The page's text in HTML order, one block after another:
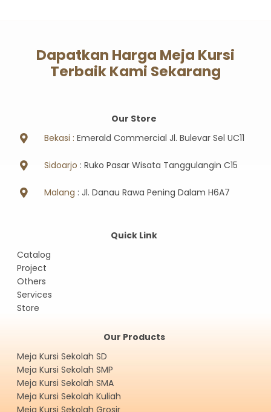
Dapatkan Harga Meja Kursi
Terbaik Kami Sekarang
Our Store
Bekasi : Emerald Commercial Jl. Bulevar Sel UC11
Sidoarjo : Ruko Pasar Wisata Tanggulangin C15
Malang : Jl. Danau Rawa Pening Dalam H6A7
Quick Link
Catalog
Project
Others
Services
Store
Our Products
Meja Kursi Sekolah SD
Meja Kursi Sekolah SMP
Meja Kursi Sekolah SMA
Meja Kursi Sekolah Kuliah
Meja Kursi Sekolah Grosir